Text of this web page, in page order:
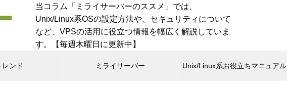
当コラム「ミライサーバーのススメ」では、
Unix/Linux系OSの設定方法や、セキュリティについて
など、VPSの活用に役立つ情報を幅広く解説していま
す。【毎週木曜日に更新中】
レンド ミライサーバー Unix/Linux系お役立ちマニュアル